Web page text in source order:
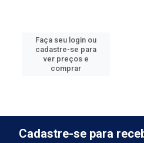
Faça seu login ou
cadastre-se para
ver preços e
comprar
Cadastre-se para